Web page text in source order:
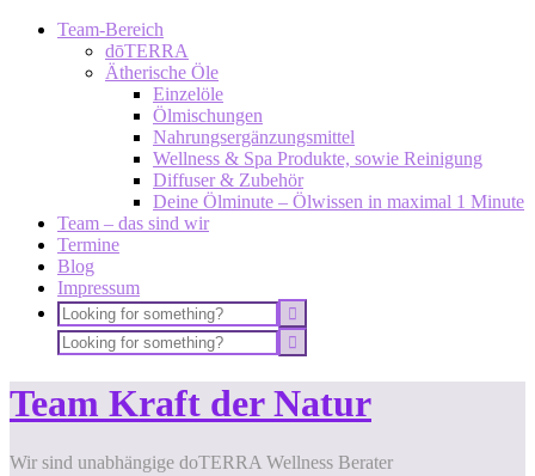
Team-Bereich
dōTERRA
Ätherische Öle
Einzelöle
Ölmischungen
Nahrungsergänzungsmittel
Wellness & Spa Produkte, sowie Reinigung
Diffuser & Zubehör
Deine Ölminute – Ölwissen in maximal 1 Minute
Team – das sind wir
Termine
Blog
Impressum
Team Kraft der Natur
Wir sind unabhängige doTERRA Wellness Berater